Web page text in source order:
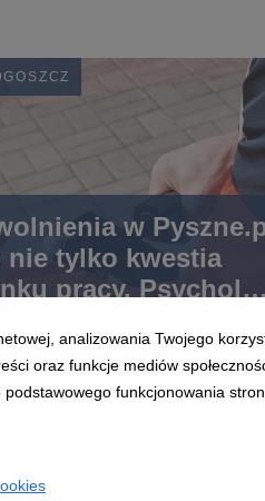
w
nie tylko kwestia
pracy. Psycholog
ludzi w
analizowania Twojego
oraz funkcje mediów
podstawowego funkcjonowania